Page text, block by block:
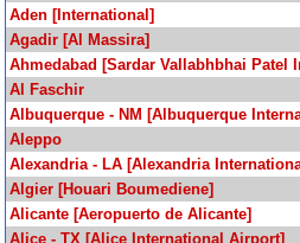
Aden [International]
Agadir [Al Massira]
Ahmedabad [Sardar Vallabhbhai Patel
Al Faschir
Albuquerque - NM [Albuquerque
Aleppo
Alexandria - LA [Alexandria
Algier [Houari Boumediene]
Alicante [Aeropuerto de Alicante]
Alice - TX [Alice International Airport]